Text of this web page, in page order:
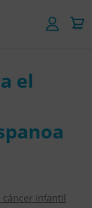
el
infantil